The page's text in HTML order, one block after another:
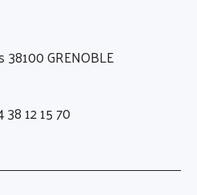
38100 GRENOBLE
38 12 15 70